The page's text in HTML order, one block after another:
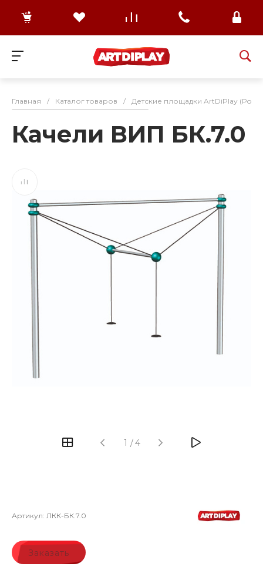
Главная / Каталог товаров / Детские площадки ArtDiPlay
Качели ВИП БК.7.0
1 /4
Артикул: ЛКК-БК.7.0
Заказать